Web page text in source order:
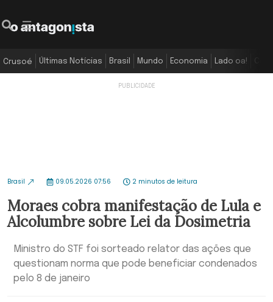
Crusoé Últimas Notícias Brasil Mundo Economia Lado oa!
Brasil 09.05.2026 07:56 2 minutos de leitura
Moraes cobra manifestação de Lula e
Alcolumbre sobre Lei da Dosimetria
Ministro do STF foi sorteado relator das ações que
questionam norma que pode beneficiar condenados
pelo 8 de janeiro